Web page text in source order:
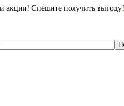
акции! Спешите получить выгоду!